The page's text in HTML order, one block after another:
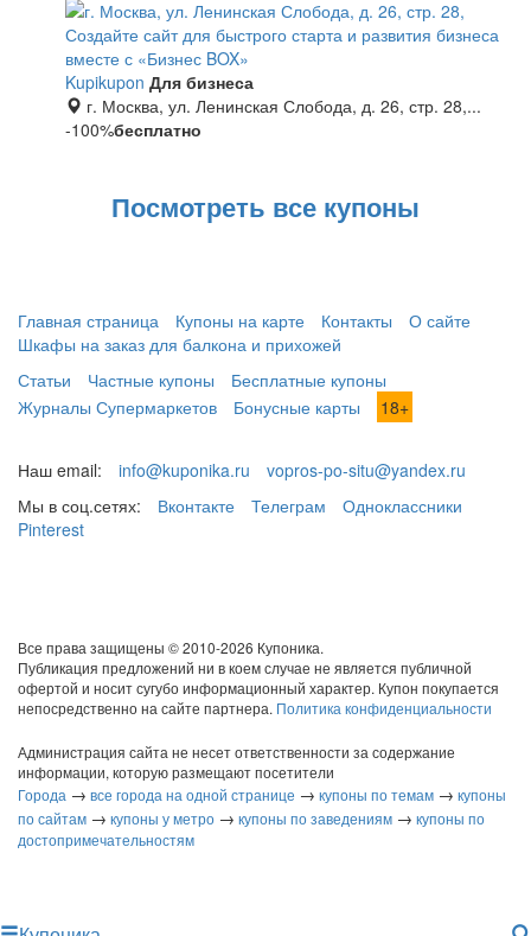
Создайте сайт для быстрого старта и развития бизнеса
вместе с «Бизнес BOX»
Kupikupon Для бизнеса
г. Москва, ул. Ленинская Слобода, д. 26, стр. 28,...
-100%бесплатно
Посмотреть все купоны
Главная страница Купоны на карте Контакты
О сайте
Шкафы на заказ для балкона и прихожей
Статьи
Частные купоны
Бесплатные купоны
Журналы Супермаркетов
Бонусные карты 18+
Наш email: info@kuponika.ru
vopros-po-situ@yandex.ru
Мы в соц.сетях:
Вконтакте Телеграм
Одноклассники
Pinterest
Все права защищены © 2010-2026 Купоника.
Публикация предложений ни в коем случае не является публичной
офертой и носит сугубо информационный характер. Купон покупается
непосредственно на сайте партнера. Политика конфиденциальности
Администрация сайта не несет ответственности за содержание
информации, которую размещают посетители
Города → все города на одной странице → купоны по темам → купоны
по сайтам → купоны у метро → купоны по заведениям → купоны по
достопримечательностям